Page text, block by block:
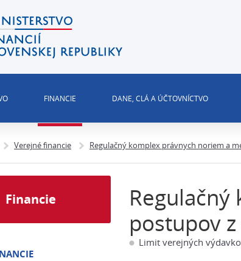
FINANCIE DANE, CLÁ A ÚČTOVNÍCTVO
Verejné financie Regulačný komplex právnych noriem a
postupov
Limit verejných
Financie